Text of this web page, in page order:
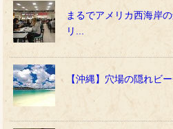
まるでアメリカ西海岸
リ...
【沖縄】穴場の隠れビ